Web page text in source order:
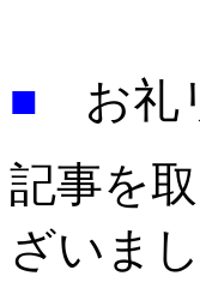
■ お礼
記事を
ざいまし